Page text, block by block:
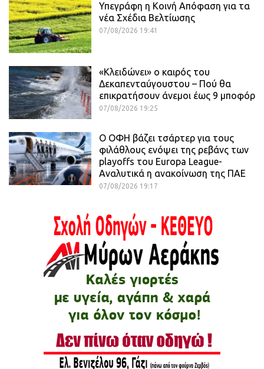
Υπεγράφη η Κοινή Απόφαση για τα
νέα Σχέδια Βελτίωσης
07/08/2026 19:41
«Κλειδώνει» ο καιρός του
Δεκαπενταύγουστου – Πού θα
επικρατήσουν άνεμοι έως 9 μποφόρ
07/08/2026 19:25
Ο ΟΦΗ βάζει τσάρτερ για τους
φιλάθλους ενόψει της ρεβάνς των
playoffs του Europa League-
Αναλυτικά η ανακοίνωση της ΠΑΕ
07/08/2026 19:17